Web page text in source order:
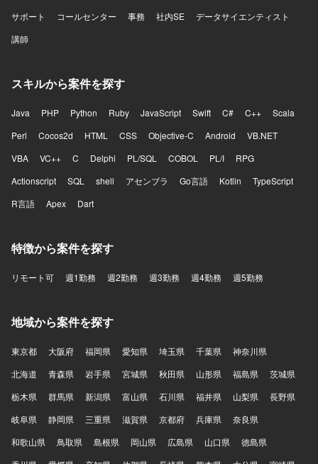
サポート
コールセンター 事務 社内SE
データサイエンティスト
講師
スキルから案件を探す
Java PHP Python Ruby JavaScript Swift C# C++
Scala
Perl
Cocos2d HTML CSS Objective-C Android
VB.NET
VBA
VC++ C Delphi PL/SQL COBOL PL/I
RPG
Actionscript
SQL shell アセンブラ Go言語 Kotlin
TypeScript
R言語
Apex Dart
特徴から案件を探す
リモート可 週1勤務 週2勤務 週3勤務 週4勤務 週5勤務
地域から案件を探す
東京都 大阪府 福岡県 愛知県 埼玉県 千葉県
神奈川県
北海道
青森県 岩手県 宮城県 秋田県 山形県 福島県
茨城県
栃木県
群馬県 新潟県 富山県 石川県 福井県 山梨県
長野県
岐阜県
静岡県 三重県 滋賀県 京都府 兵庫県
奈良県
和歌山県
鳥取県 島根県 岡山県 広島県 山口県
徳島県